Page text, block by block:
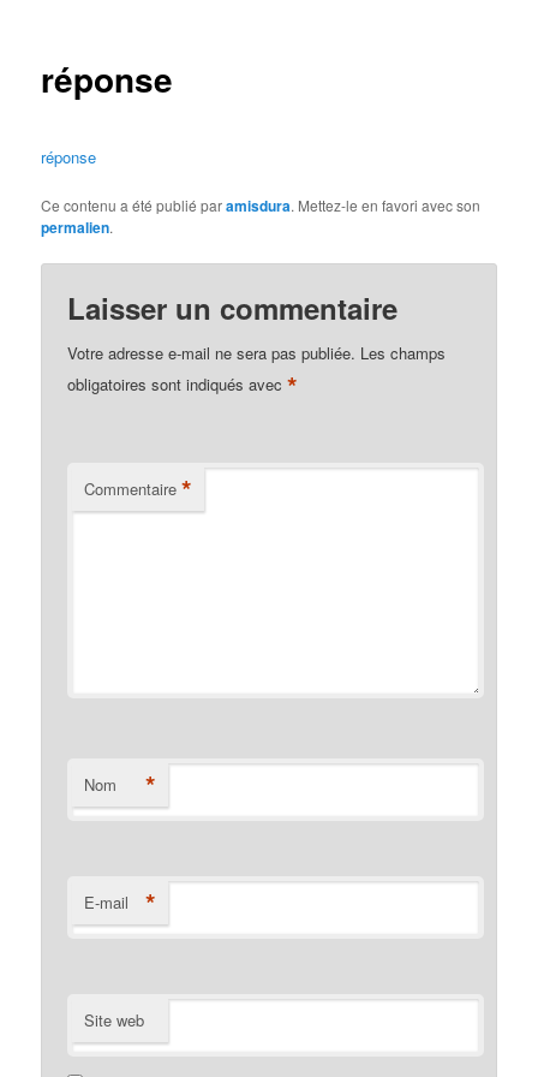
réponse
réponse
Ce contenu a été publié paramisdura. Mettez-le en favori avec son
permalien.
Laisser un commentaire
Votre adresse e-mail ne sera pas publiée. Les champs
obligatoires sont indiqués avec*
Commentaire *
Nom *
E-mail *
Site web